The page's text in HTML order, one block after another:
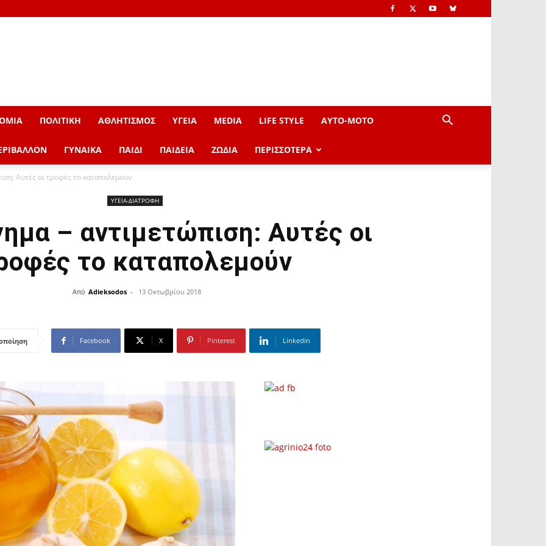
ΠΟΛΙΤΙΚΗ ΑΘΛΗΤΙΣΜΟΣ ΥΓΕΙΑ MEDIA LIFE STYLE AYTO-ΜOTO
ΓΥΝΑΙΚΑ ΠΑΙΔΙ ΠΑΙΔΕΙΑ ΖΩΔΙΑ ΠΕΡΙΣΣΟΤΕΡΑ
Αυτές οι τροφές το καταπολεμούν
ΥΓΕΙΑ-ΔΙΑΤΡΟΦΗ
– αντιμετώπιση: Αυτές οι
το καταπολεμούν
Από Adieksodos - 13 Οκτωβρίου 2018
Facebook X Pinterest Linkedin